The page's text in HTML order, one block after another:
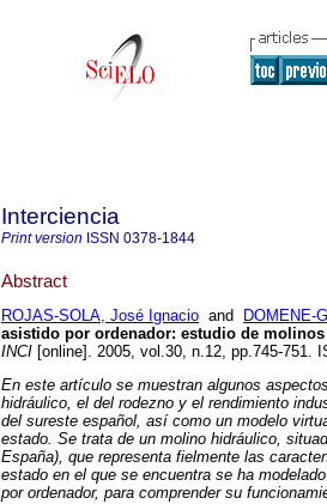
Interciencia
Print version ISSN 0378-1844
Abstract
ROJAS-SOLA, José Ignacio and DOMENE-
asistido por ordenador: estudio de
INCI [online]. 2005, vol.30, n.12, pp.745-751.
En este artículo se muestran algunos
hidráulico, el del rodezno y el rendimiento
del sureste español, así como un modelo
estado. Se trata de un molino hidráulico,
España), que representa fielmente las
estado en el que se encuentra se ha
por ordenador, para comprender su